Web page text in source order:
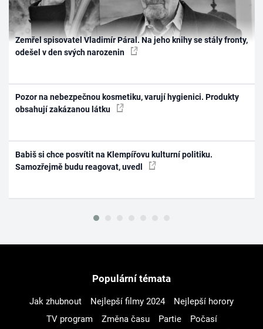
Zemřel spisovatel Vladimír Páral. Na jeho knihy se stály fronty,
odešel v den svých narozenin
Pozor na nebezpečnou kosmetiku, varují hygienici. Produkty
obsahují zakázanou látku
Babiš si chce posvítit na Klempířovu kulturní politiku.
Samozřejmě budu reagovat, uvedl
Populární témata
Jak zhubnout Nejlepší filmy 2024
Nejlepší horory
TV program
Změna času Partie
Počasí